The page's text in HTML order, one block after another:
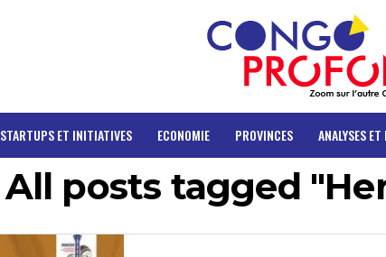
STARTUPS ET INITIATIVES ECONOMIE PROVINCES ANALYSES
All posts tagged